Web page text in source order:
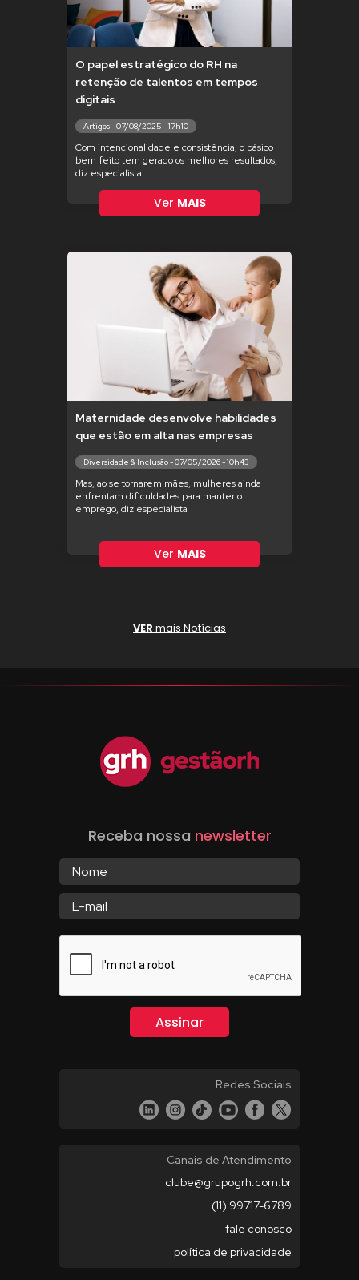
O papel estratégico do RH na
retenção de talentos em tempos
digitais
Artigos - 07/08/2025 - 17h10
Com intencionalidade e consistência, o básico
bem feito tem gerado os melhores resultados,
diz especialista
Ver MAIS
Maternidade desenvolve habilidades
que estão em alta nas empresas
Diversidade & Inclusão - 07/05/2026 - 10h43
Mas, ao se tornarem mães, mulheres ainda
enfrentam dificuldades para manter o
emprego, diz especialista
Ver MAIS
VER mais Notícias
Receba nossa newsletter
Redes Sociais
Canais de Atendimento
clube@grupogrh.com.br
(11) 99717-6789
fale conosco
política de privacidade